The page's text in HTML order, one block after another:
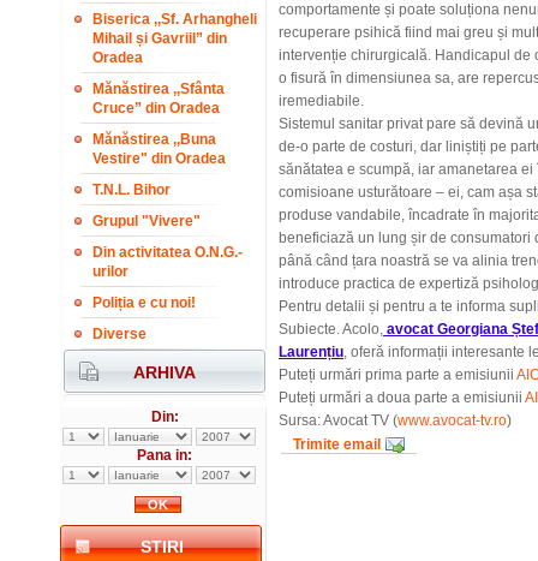
Biserica ,,Sf. Arhangheli
Mihail și Gavriil” din
Oradea
Mănăstirea ,,Sfânta
Cruce” din Oradea
Mănăstirea ,,Buna
Vestire" din Oradea
T.N.L. Bihor
Grupul "Vivere"
Din activitatea O.N.G.-
urilor
Poliția e cu noi!
Diverse
ARHIVA
Din:
Pana in:
STIRI
comportamente și poate soluționa
recuperare psihică fiind mai greu și
intervenție chirurgicală. Handicapul de
o fisură în dimensiunea sa, are
iremediabile.
Sistemul sanitar privat pare să devină
de-o parte de costuri, dar liniștiți pe
sănătatea e scumpă, iar amanetarea
comisioane usturătoare – ei, cam așa
produse vandabile, încadrate în
beneficiază un lung șir de
până când țara noastră se va alinia
introduce practica de expertiză
Pentru detalii și pentru a te informa
Subiecte. Acolo, avocat Georgiana
Laurențiu, oferă informații interesante
Puteți urmări prima parte a emisiunii
Puteți urmări a doua parte a emisiunii
Sursa: Avocat TV (www.avocat-tv.ro)
Trimite email